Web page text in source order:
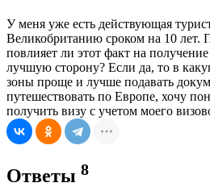
У меня уже есть действующая
Великобританию сроком на 10 лет.
повлияет ли этот факт на
лучшую сторону? Если да, то в
зоны проще и лучше подавать
путешествовать по Европе, хочу
получить визу с учетом моего
Ответы 8